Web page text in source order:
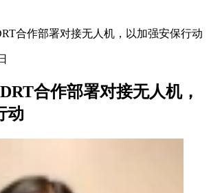
合作部署对接无人机，以加强安保行动
合作部署对接无人机，
动